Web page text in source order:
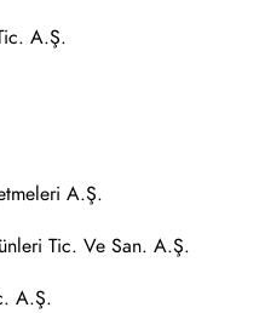
A.Ş.
A.Ş.
Tic. Ve San. A.Ş.
A.Ş.